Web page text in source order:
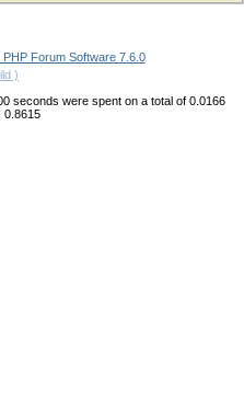
Forum Software 7.6.0
)
seconds were spent on a total of 0.0166
0.8615